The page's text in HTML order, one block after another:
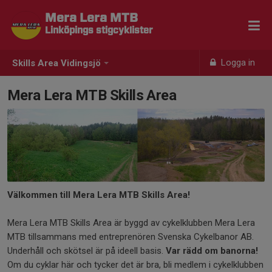
Skills Area Vidingsjö Logga in
Mera Lera MTB
Linköpings stigcyklister
Mera Lera MTB Skills Area
Välkommen till Mera Lera MTB Skills Area!
Mera Lera MTB Skills Area är byggd av cykelklubben Mera Lera
MTB tillsammans med entreprenören Svenska Cykelbanor AB.
Underhåll och skötsel är på ideell basis. Var rädd om banorna!
Om du cyklar här och tycker det är bra, bli medlem i cykelklubben